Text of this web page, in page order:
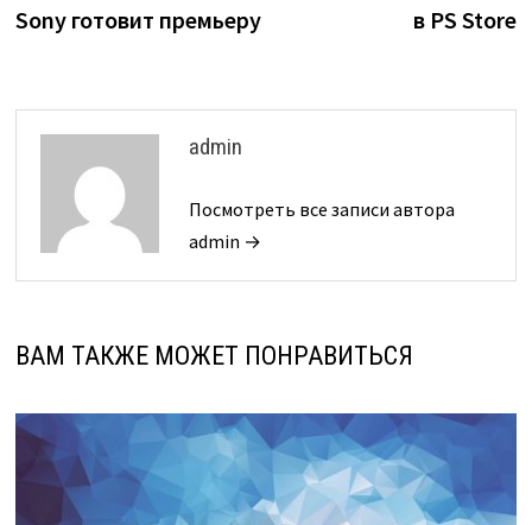
Sony готовит премьеру
в PS Store
admin
Посмотреть все записи автора
admin →
ВАМ ТАКЖЕ МОЖЕТ ПОНРАВИТЬСЯ